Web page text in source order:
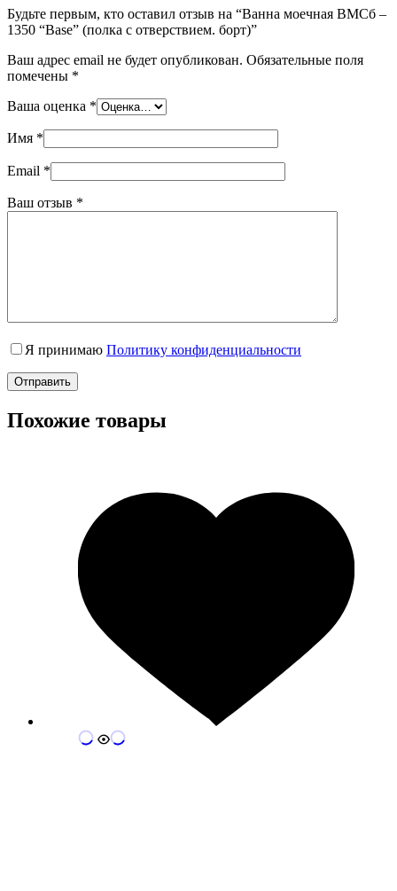
Будьте первым, кто оставил отзыв на “Ванна моечная ВМСб –
1350 “Base” (полка с отверствием. борт)”
Ваш адрес email не будет опубликован. Обязательные поля
помечены *
Ваша оценка *
Имя *
Email *
Ваш отзыв *
Я принимаю Политику конфиденциальности
Отправить
Похожие товары